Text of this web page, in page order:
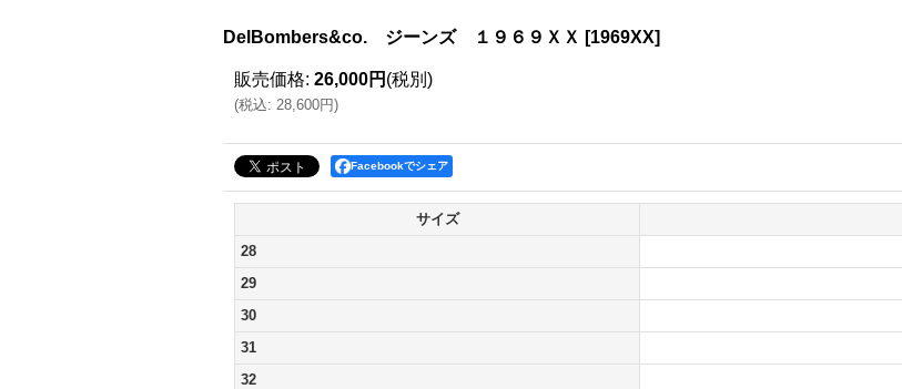
DelBombers&co. ジーンズ １９６９ＸＸ [1969XX]
販売価格: 26,000円 (税別)
(税込: 28,600円)
Facebookでシェア
サイズ
28
29
30
31
32